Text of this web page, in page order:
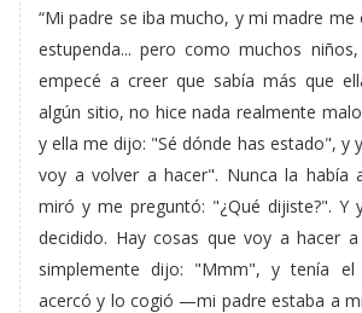
“Mi padre se iba mucho, y mi madre me
estupenda... pero como muchos
empecé a creer que sabía más que
algún sitio, no hice nada realmente
y ella me dijo: "Sé dónde has estado", y
voy a volver a hacer". Nunca la había
miró y me preguntó: "¿Qué dijiste?". Y
decidido. Hay cosas que voy a hacer
simplemente dijo: "Mmm", y tenía
acercó y lo cogió —mi padre estaba a